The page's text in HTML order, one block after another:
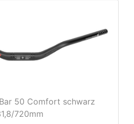
50 Comfort schwarz
720mm